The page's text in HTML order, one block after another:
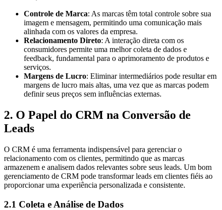
Controle de Marca: As marcas têm total controle sobre sua
imagem e mensagem, permitindo uma comunicação mais
alinhada com os valores da empresa.
Relacionamento Direto: A interação direta com os
consumidores permite uma melhor coleta de dados e
feedback, fundamental para o aprimoramento de produtos e
serviços.
Margens de Lucro: Eliminar intermediários pode resultar em
margens de lucro mais altas, uma vez que as marcas podem
definir seus preços sem influências externas.
2. O Papel do CRM na Conversão de
Leads
O CRM é uma ferramenta indispensável para gerenciar o
relacionamento com os clientes, permitindo que as marcas
armazenem e analisem dados relevantes sobre seus leads. Um bom
gerenciamento de CRM pode transformar leads em clientes fiéis ao
proporcionar uma experiência personalizada e consistente.
2.1 Coleta e Análise de Dados